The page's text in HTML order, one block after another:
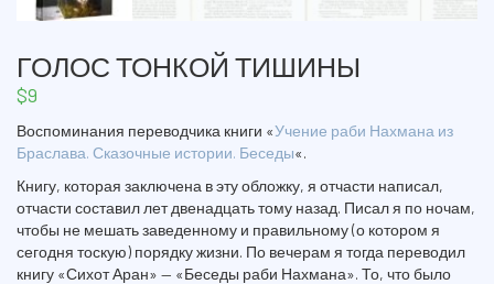
ГОЛОС ТОНКОЙ ТИШИНЫ
$9
Воспоминания переводчика книги «Учение раби Нахмана из
Браслава. Сказочные истории. Беседы«.
Книгу, которая заключена в эту обложку, я отчасти написал,
отчасти составил лет двенадцать тому назад. Писал я по ночам,
чтобы не мешать заведенному и правильному (о котором я
сегодня тоскую) порядку жизни. По вечерам я тогда переводил
книгу «Сихот Аран» — «Беседы раби Нахмана». То, что было